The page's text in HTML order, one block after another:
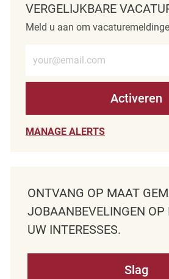
VERGELIJKBARE
Meld u aan om
Activeren
MANAGE ALERTS
ONTVANG OP MAAT
JOBAANBEVELINGEN OP
UW INTERESSES.
Slag